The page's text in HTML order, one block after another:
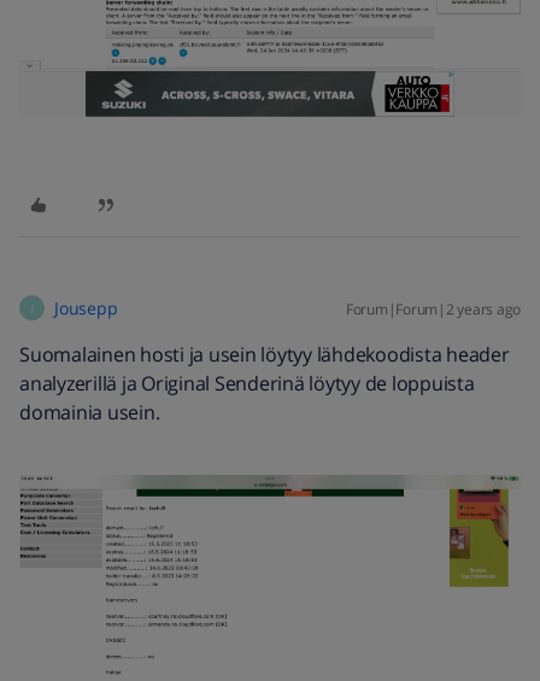
Jousepp Forum|Forum|2 years ago
Suomalainen hosti ja usein löytyy lähdekoodista header
analyzerillä ja Original Senderinä löytyy de loppuista
domainia usein.